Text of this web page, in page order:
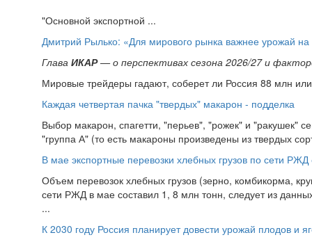
"Основной экспортной ...
Дмитрий Рылько: «Для мирового рынка важнее урожай
Глава ИКАР— о перспективах сезона 2026/27 и
Мировые трейдеры гадают, соберет ли Россия 88 млн
Каждая четвертая пачка "твердых" макарон - подделка
Выбор макарон, спагетти, "перьев", "рожек" и "ракушек"
"группа А" (то есть макароны произведены из твердых
В мае экспортные перевозки хлебных грузов по сети
Объем перевозок хлебных грузов (зерно, комбикорма,
сети РЖД в мае составил 1, 8 млн тонн, следует из
...
К 2030 году Россия планирует довести урожай плодов и